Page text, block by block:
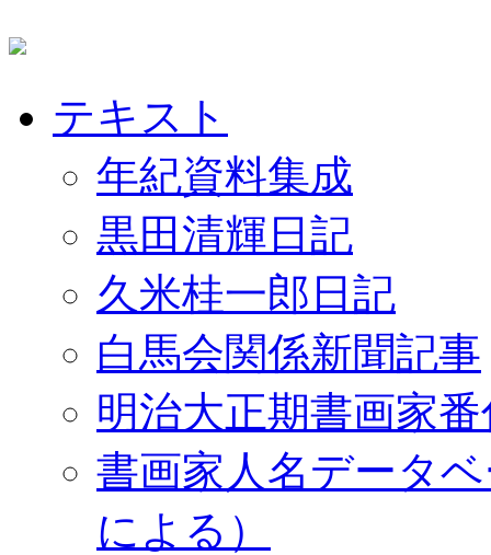
テキスト
年紀資料集成
黒田清輝日記
久米桂一郎日記
白馬会関係新聞記事
明治大正期書画家
書画家人名データ
による）